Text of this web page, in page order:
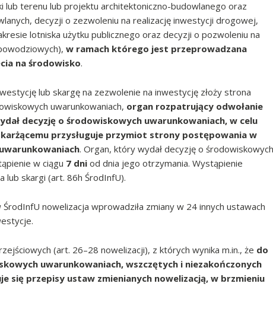
lub terenu lub projektu architektoniczno-budowlanego oraz
decyzji o zezwoleniu na realizację inwestycji drogowej,
lotniska użytku publicznego oraz decyzji o pozwoleniu na
w ramach którego jest przeprowadzana
na środowisko.
lub skargę na zezwolenie na inwestycję złoży strona
uwarunkowaniach, organ rozpatrujący odwołanie
decyzję o środowiskowych uwarunkowaniach, w celu
przysługuje przymiot strony postępowania w
. Organ, który wydał decyzję o środowiskowych
w ciągu 7 dni od dnia jego otrzymania. Wystąpienie
lub skargi (art. 86h ŚrodInfU).
nowelizacja wprowadziła zmiany w 24 innych ustawach
(art. 26–28 nowelizacji), z których wynika m.in., że do
uwarunkowaniach, wszczętych i niezakończonych
się przepisy ustaw zmienianych nowelizacją, w brzmieniu